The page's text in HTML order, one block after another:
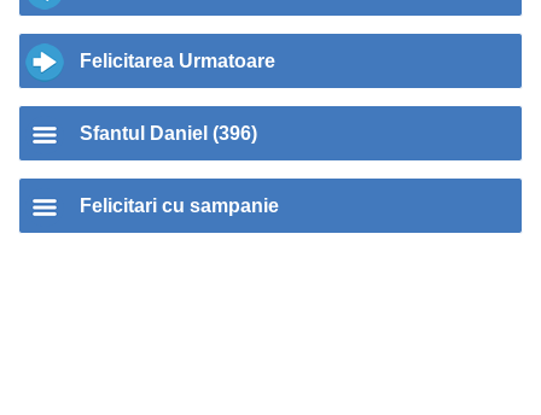
Felicitarea Urmatoare
Sfantul Daniel (396)
Felicitari cu sampanie